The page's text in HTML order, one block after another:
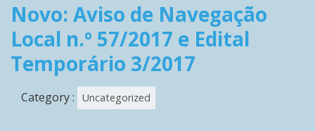
Novo: Aviso de Navegação
Local n.º 57/2017 e Edital
Temporário 3/2017
Category : Uncategorized